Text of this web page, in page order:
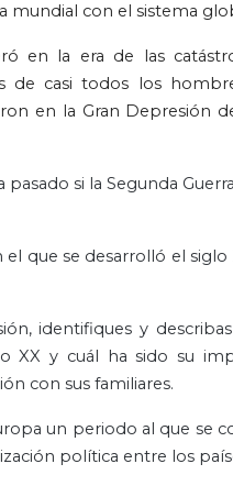
mundial con el sistema
en la era de las
de casi todos los
en la Gran Depresión
si la Segunda
que se desarrolló el
identifiques y
XX y cuál ha sido su
con sus familiares.
un periodo al que se
política entre los